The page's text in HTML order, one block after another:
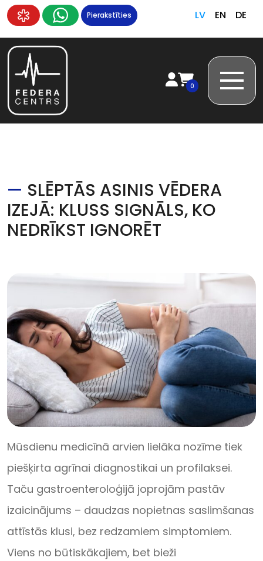
Pierakstīties LV EN DE
0
— SLĒPTĀS ASINIS VĒDERA
IZEJĀ: KLUSS SIGNĀLS, KO
NEDRĪKST IGNORĒT
Mūsdienu medicīnā arvien lielāka nozīme tiek
piešķirta agrīnai diagnostikai un profilaksei.
Taču gastroenteroloģijā joprojām pastāv
izaicinājums – daudzas nopietnas saslimšanas
attīstās klusi, bez redzamiem simptomiem.
Viens no būtiskākajiem, bet bieži